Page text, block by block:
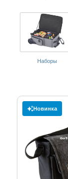
Наборы
Новинка